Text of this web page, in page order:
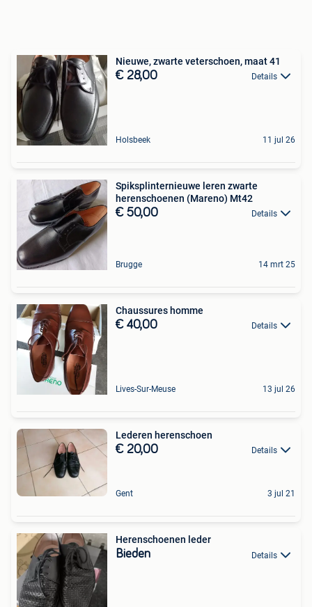
Nieuwe, zwarte veterschoen, maat 41
€ 28,00 Details
Holsbeek 11 jul 26
Spiksplinternieuwe leren zwarte
herenschoenen (Mareno) Mt42
€ 50,00 Details
Brugge 14 mrt 25
Chaussures homme
€ 40,00 Details
Lives-Sur-Meuse 13 jul 26
Lederen herenschoen
€ 20,00 Details
Gent 3 jul 21
Herenschoenen leder
Bieden Details